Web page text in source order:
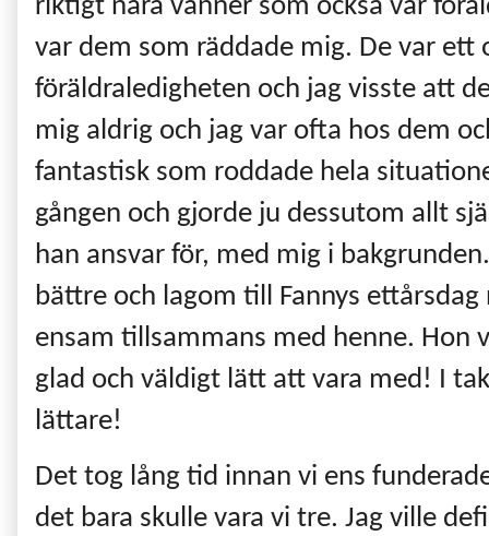
riktigt nära vänner som också var
var dem som räddade mig. De var
föräldraledigheten och jag visste att
mig aldrig och jag var ofta hos dem
fantastisk som roddade hela
gången och gjorde ju dessutom allt
han ansvar för, med mig i
bättre och lagom till Fannys
ensam tillsammans med henne. Hon
glad och väldigt lätt att vara med! I
lättare!
Det tog lång tid innan vi ens
det bara skulle vara vi tre. Jag ville